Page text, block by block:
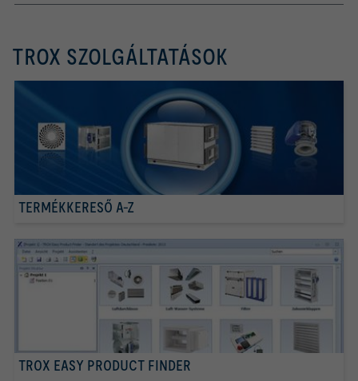
TROX SZOLGÁLTATÁSOK
TERMÉKKERESŐ A-Z
TROX EASY PRODUCT FINDER